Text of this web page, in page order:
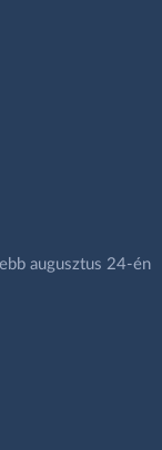
augusztus 24-én